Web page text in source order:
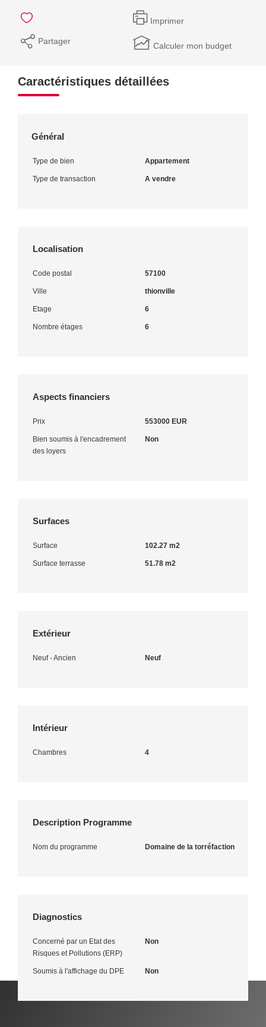
Imprimer
Partager Calculer mon budget
Caractéristiques détaillées
Général
Type de bien Appartement
Type de transaction A vendre
Localisation
Code postal 57100
Ville thionville
Etage 6
Nombre étages 6
Aspects financiers
Prix 553000 EUR
Bien soumis à l'encadrement
des loyers
Non
Surfaces
Surface 102.27 m2
Surface terrasse 51.78 m2
Extérieur
Neuf - Ancien Neuf
Intérieur
Chambres 4
Description Programme
Nom du programme Domaine de la torréfaction
Diagnostics
Concerné par un Etat des
Risques et Pollutions (ERP)
Non
Soumis à l'affichage du DPE Non